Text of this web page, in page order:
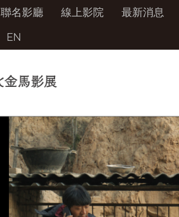
聯名影廳 線上影院
最新消息
EN